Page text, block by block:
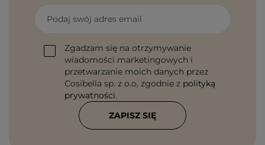
Podaj swój adres email
Zgadzam się na otrzymywanie
wiadomości marketingowych i
przetwarzanie moich danych przez
Cosibella sp. z o.o, zgodnie z polityką
prywatności.
ZAPISZ SIĘ